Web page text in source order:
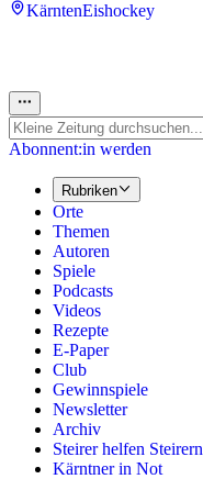
KärntenEishockey
Abonnent:in werden
Rubriken
Orte
Themen
Autoren
Spiele
Podcasts
Videos
Rezepte
E-Paper
Club
Gewinnspiele
Newsletter
Archiv
Steirer helfen Steirern
Kärntner in Not